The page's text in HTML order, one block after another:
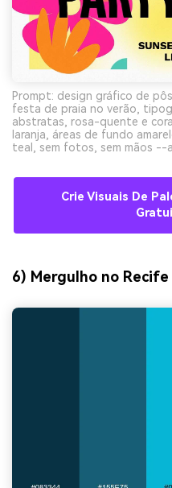
Prompt: design gráfico de
festa de praia no verão,
abstratas, rosa-quente e
laranja, áreas de fundo
teal, sem fotos, sem mãos --
Crie Visuais De
6) Mergulho no Recife